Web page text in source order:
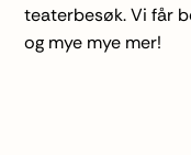
teaterbesøk. Vi får
og mye mye mer!